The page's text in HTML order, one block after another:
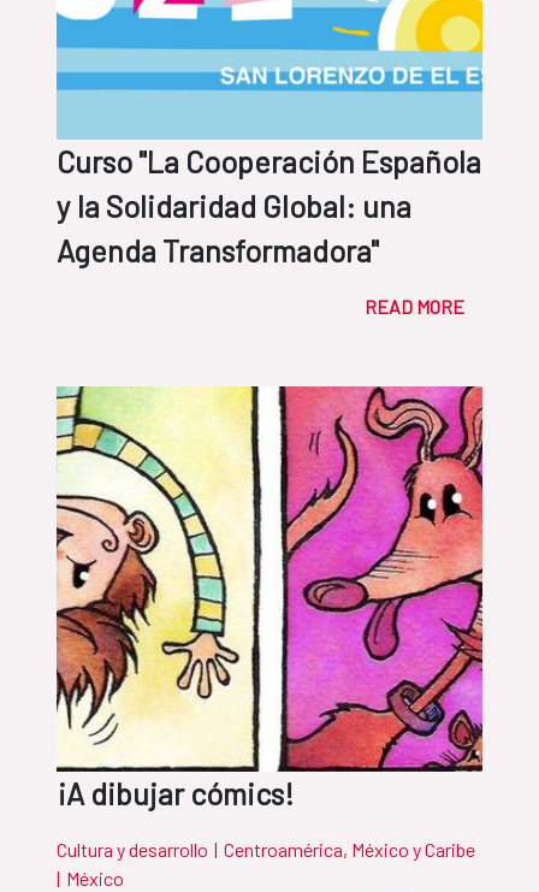
Curso "La Cooperación Española
y la Solidaridad Global: una
Agenda Transformadora"
READ MORE
¡A dibujar cómics!
Cultura y desarrollo | Centroamérica, México y Caribe
| México